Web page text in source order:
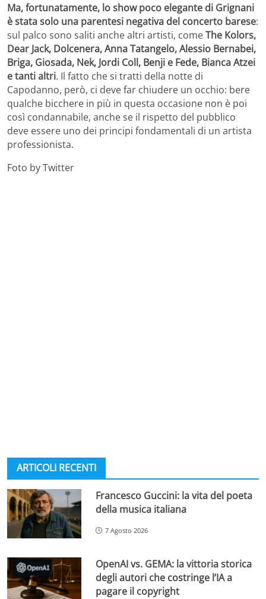
Ma, fortunatamente, lo show poco elegante di Grignani
è stata solo una parentesi negativa del concerto barese:
sul palco sono saliti anche altri artisti, comeThe Kolors,
Dear Jack, Dolcenera, Anna Tatangelo, Alessio Bernabei,
Briga, Giosada, Nek, Jordi Coll, Benji e Fede, Bianca Atzei
e tanti altri. Il fatto che si tratti della notte di
Capodanno, però, ci deve far chiudere un occhio: bere
qualche bicchere in più in questa occasione non è poi
così condannabile, anche se il rispetto del pubblico
deve essere uno dei principi fondamentali di un artista
professionista.
Foto by Twitter
ARTICOLI RECENTI
Francesco Guccini: la vita del poeta
della musica italiana
7 Agosto 2026
OpenAI vs. GEMA: la vittoria storica
degli autori che costringe l’IA a
pagare il copyright